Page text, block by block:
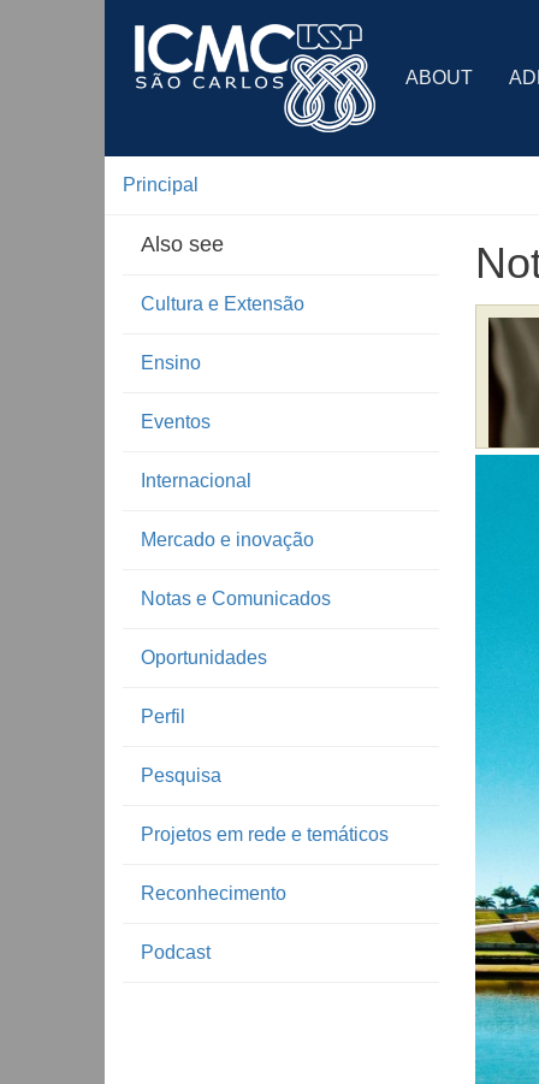
ABOUT
Principal
Also see
Cultura e Extensão
Ensino
Eventos
Internacional
Mercado e inovação
Notas e Comunicados
Oportunidades
Perfil
Pesquisa
Projetos em rede e temáticos
Reconhecimento
Podcast